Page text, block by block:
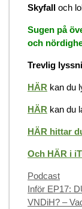
Skyfall och
Sugen på
och
Trevlig
HÄR kan du
HÄR kan du
HÄR hittar
Och HÄR i
Categories
Podcast
Inför EP17:
VNDiH? –